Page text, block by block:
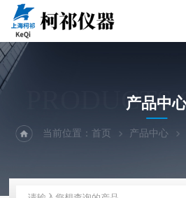
产品中
当前位置：首页 产品中心